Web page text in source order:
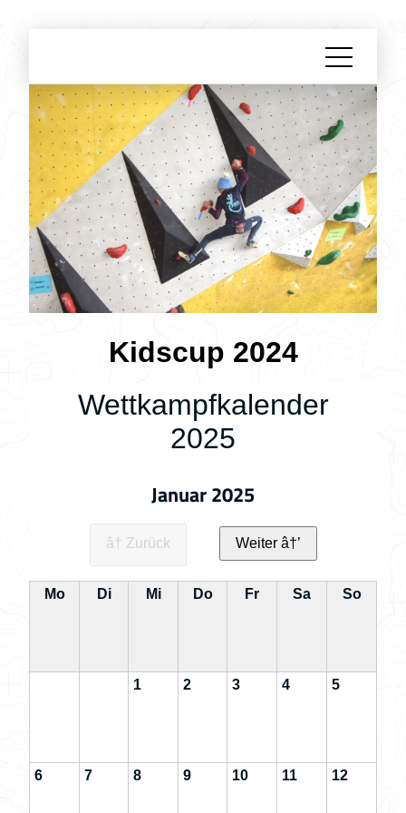
Kidscup 2024
Wettkampfkalender
2025
Januar 2025
â† Zurück Weiter â†’
Mo Di Mi Do Fr Sa So
1 2 3 4 5
6 7 8 9 10 11 12